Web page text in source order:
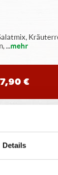
Details
...mehr
7,90 €